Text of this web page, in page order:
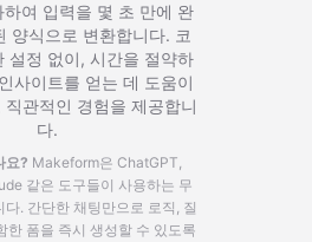
여 입력을 몇 초 만에 완
양식으로 변환합니다. 코
설정 없이, 시간을 절약하
사이트를 얻는 데 도움이
직관적인 경험을 제공합니
다.
요? Makeform은 ChatGPT,
같은 도구들이 사용하는 무
다. 간단한 채팅만으로 로직, 질
한 폼을 즉시 생성할 수 있도록